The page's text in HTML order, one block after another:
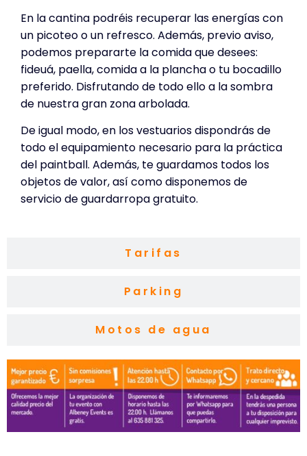
Tarifas
Parking
Motos de agua
En la cantina podréis recuperar las energías con
un picoteo o un refresco. Además, previo aviso,
podemos prepararte la comida que desees:
fideuá, paella, comida a la plancha o tu bocadillo
preferido. Disfrutando de todo ello a la sombra
de nuestra gran zona arbolada.
De igual modo, en los vestuarios dispondrás de
todo el equipamiento necesario para la práctica
del paintball. Además, te guardamos todos los
objetos de valor, así como disponemos de
servicio de guardarropa gratuito.